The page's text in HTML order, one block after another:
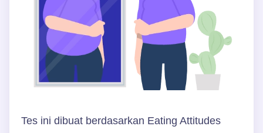
Tes ini dibuat berdasarkan Eating Attitudes